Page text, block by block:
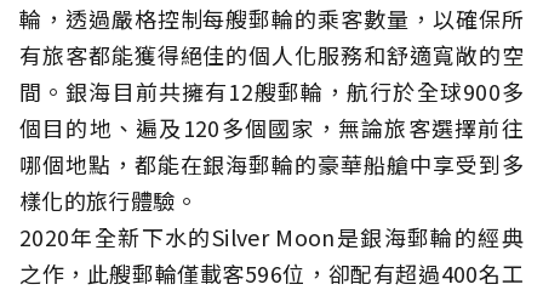
輪，透過嚴格控制每艘郵輪的乘客數量，以確保所
有旅客都能獲得絕佳的個人化服務和舒適寬敞的空
間。銀海目前共擁有12艘郵輪，航行於全球900多
個目的地、遍及120多個國家，無論旅客選擇前往
哪個地點，都能在銀海郵輪的豪華船艙中享受到多
樣化的旅行體驗。
2020年全新下水的Silver Moon是銀海郵輪的經典
之作，此艘郵輪僅載客596位，卻配有超過400名工